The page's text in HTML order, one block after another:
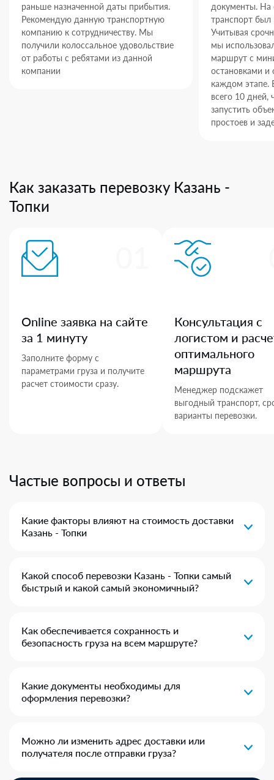
раньше назначенной даты прибытия.
Рекомендую данную транспортную
компанию к сотрудничеству. Мы
получили колоссальное удовольствие
от работы с ребятами из данной
компании
документы. На
транспорт был
Учитывая
мы
маршрут с
остановками и
каждом этапе.
всего 10 дней,
запустить
простоев и
Как заказать перевозку Казань -
Топки
Online заявка на сайте
за 1 минуту
Заполните форму с
параметрами груза и получите
расчет стоимости сразу.
Консультация с
логистом и
оптимального
маршрута
Менеджер подскажет
выгодный транспорт,
варианты перевозки.
Частые вопросы и ответы
Какие факторы влияют на стоимость доставки
Казань - Топки
Какой способ перевозки Казань - Топки самый
быстрый и какой самый экономичный?
Как обеспечивается сохранность и
безопасность груза на всем маршруте?
Какие документы необходимы для
оформления перевозки?
Можно ли изменить адрес доставки или
получателя после отправки груза?